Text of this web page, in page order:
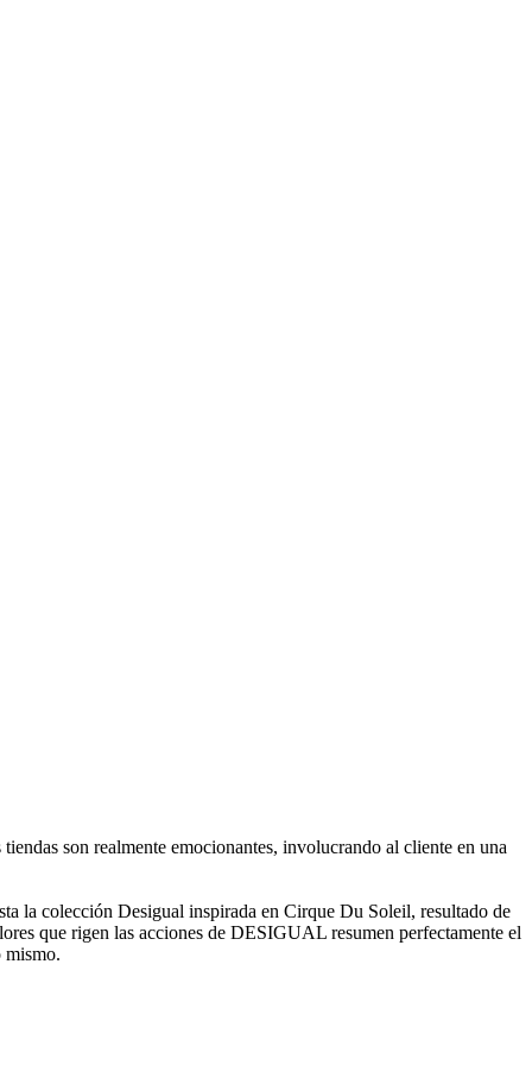
son realmente emocionantes, involucrando al cliente en una
la colección Desigual inspirada en Cirque Du Soleil, resultado de
que rigen las acciones de DESIGUAL resumen perfectamente el
mismo.